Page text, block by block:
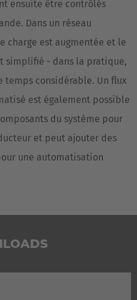
ensuite être contrôlés
Dans un réseau
charge est augmentée et le
simplifié - dans la pratique,
temps considérable. Un flux
est également possible
du système pour
et peut ajouter des
une automatisation